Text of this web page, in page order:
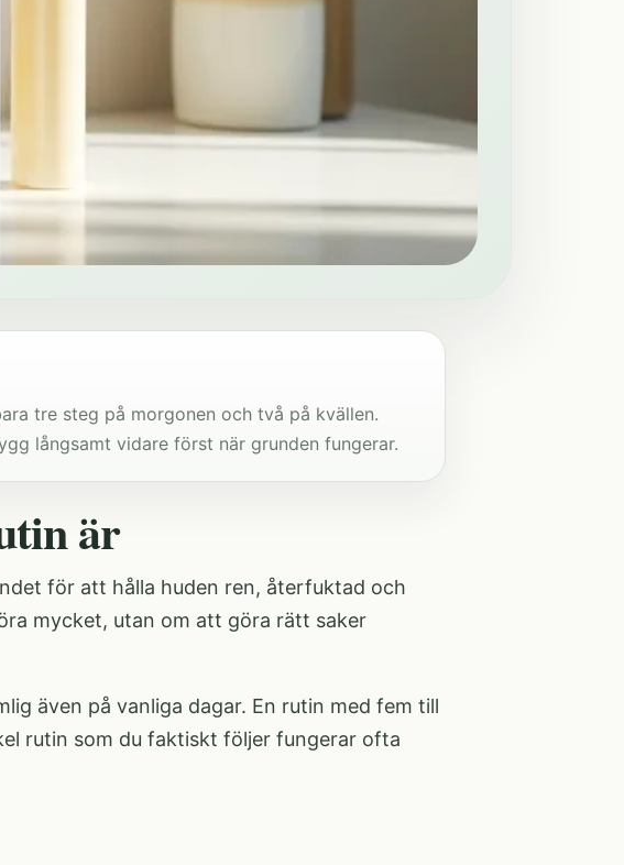
tre steg på morgonen och två på kvällen.
långsamt vidare först när grunden fungerar.
är
för att hålla huden ren, återfuktad och
mycket, utan om att göra rätt saker
även på vanliga dagar. En rutin med fem till
rutin som du faktiskt följer fungerar ofta